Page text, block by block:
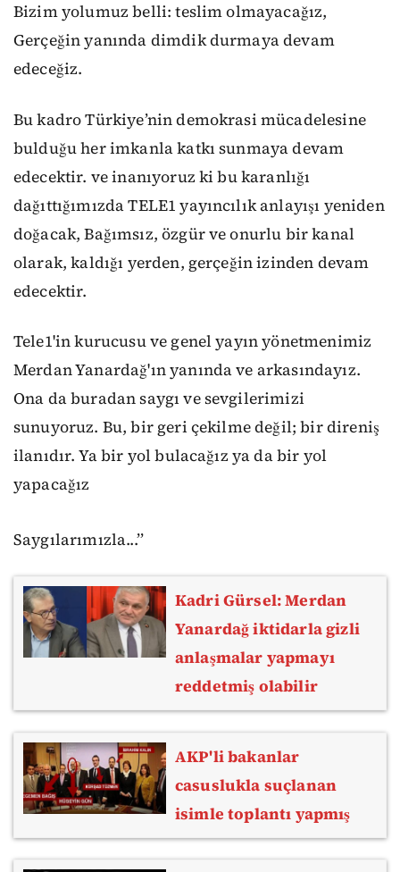
Bizim yolumuz belli: teslim olmayacağız,
Gerçeğin yanında dimdik durmaya devam
edeceğiz.
Bu kadro Türkiye’nin demokrasi mücadelesine
bulduğu her imkanla katkı sunmaya devam
edecektir. ve inanıyoruz ki bu karanlığı
dağıttığımızda TELE1 yayıncılık anlayışı yeniden
doğacak, Bağımsız, özgür ve onurlu bir kanal
olarak, kaldığı yerden, gerçeğin izinden devam
edecektir.
Tele1'in kurucusu ve genel yayın yönetmenimiz
Merdan Yanardağ'ın yanında ve arkasındayız.
Ona da buradan saygı ve sevgilerimizi
sunuyoruz. Bu, bir geri çekilme değil; bir direniş
ilanıdır. Ya bir yol bulacağız ya da bir yol
yapacağız
Saygılarımızla...’’
Kadri Gürsel: Merdan
Yanardağ iktidarla gizli
anlaşmalar yapmayı
reddetmiş olabilir
AKP'li bakanlar
casuslukla suçlanan
isimle toplantı yapmış